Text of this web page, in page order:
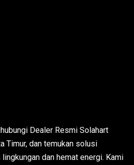
Dealer Resmi Solahart
Timur, dan temukan solusi
dan hemat energi. Kami